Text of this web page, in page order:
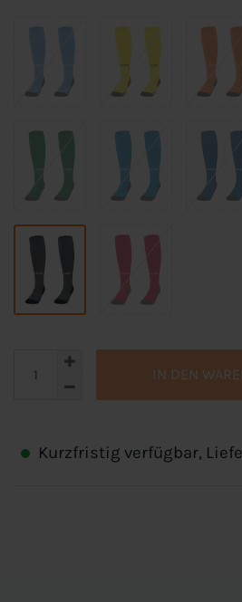
IN DEN
Kurzfristig verfügbar,